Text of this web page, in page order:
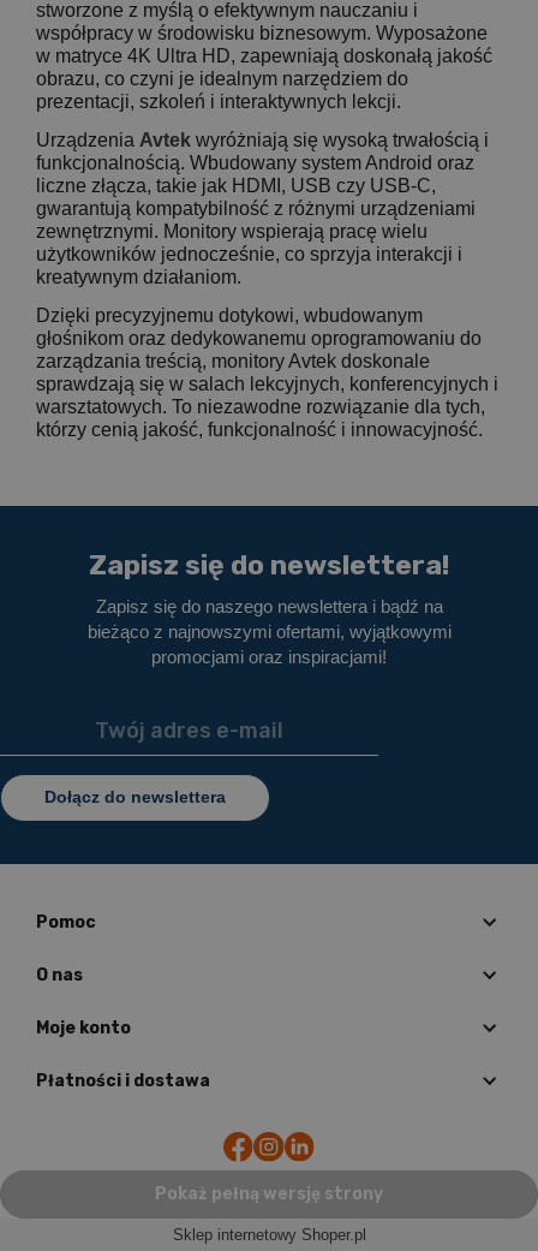
stworzone z myślą o efektywnym nauczaniu i
współpracy w środowisku biznesowym. Wyposażone
w matryce 4K Ultra HD, zapewniają doskonałą jakość
obrazu, co czyni je idealnym narzędziem do
prezentacji, szkoleń i interaktywnych lekcji.
Urządzenia Avtek wyróżniają się wysoką trwałością i
funkcjonalnością. Wbudowany system Android oraz
liczne złącza, takie jak HDMI, USB czy USB-C,
gwarantują kompatybilność z różnymi urządzeniami
zewnętrznymi. Monitory wspierają pracę wielu
użytkowników jednocześnie, co sprzyja interakcji i
kreatywnym działaniom.
Dzięki precyzyjnemu dotykowi, wbudowanym
głośnikom oraz dedykowanemu oprogramowaniu do
zarządzania treścią, monitory Avtek doskonale
sprawdzają się w salach lekcyjnych, konferencyjnych i
warsztatowych. To niezawodne rozwiązanie dla tych,
którzy cenią jakość, funkcjonalność i innowacyjność.
Zapisz się do newslettera!
Zapisz się do naszego newslettera i bądź na
bieżąco z najnowszymi ofertami, wyjątkowymi
promocjami oraz inspiracjami!
Dołącz do newslettera
Pomoc
O nas
Moje konto
Płatności i dostawa
Pokaż pełną wersję strony
Sklep internetowy Shoper.pl